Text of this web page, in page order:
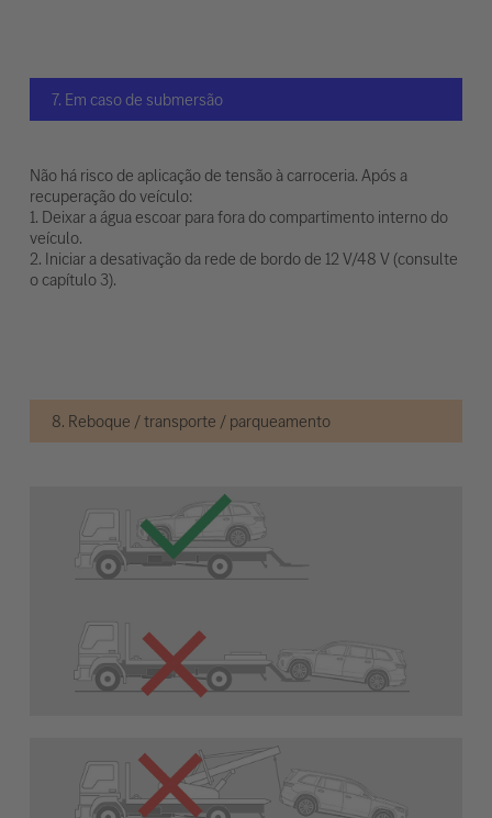
7. Em caso de submersão
Não há risco de aplicação de tensão à carroceria. Após a
recuperação do veículo:
1. Deixar a água escoar para fora do compartimento interno do
veículo.
2. Iniciar a desativação da rede de bordo de 12 V/48 V (consulte
o capítulo 3).
8. Reboque / transporte / parqueamento